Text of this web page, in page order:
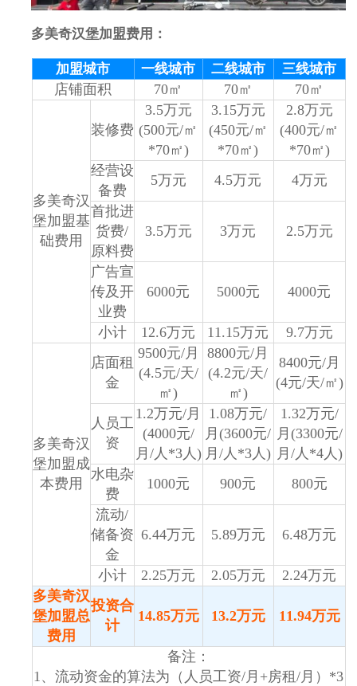
多美奇汉堡加盟费用：
加盟城市 一线城市 二线城市 三线城市
店铺面积 70㎡ 70㎡ 70㎡
多美奇汉
堡加盟基
础费用
装修费
3.5万元
(500元/㎡
*70㎡)
3.15万元
(450元/㎡
*70㎡)
2.8万元
(400元/㎡
*70㎡)
经营设
备费
5万元 4.5万元
4万元
首批进
货费/
原料费
3.5万元 3万元 2.5万元
广告宣
传及开
业费
6000元 5000元 4000元
小计 12.6万元 11.15万元 9.7万元
多美奇汉
堡加盟成
本费用
店面租
金
9500元/月
(4.5元/天/
㎡)
8800元/月
(4.2元/天/
㎡)
8400元/月
(4元/天/㎡)
人员工
资
1.2万元/月
(4000元/
月/人*3人)
1.08万元/
月(3600元/
月/人*3人)
1.32万元/
月(3300元/
月/人*4人)
水电杂
费
1000元 900元
800元
流动/
储备资
金
6.44万元 5.89万元 6.48万元
小计 2.25万元 2.05万元
2.24万元
多美奇汉
堡加盟总
费用
投资合
计
14.85万元 13.2万元 11.94万元
备注：
1、流动资金的算法为（人员工资/月+房租/月）*3